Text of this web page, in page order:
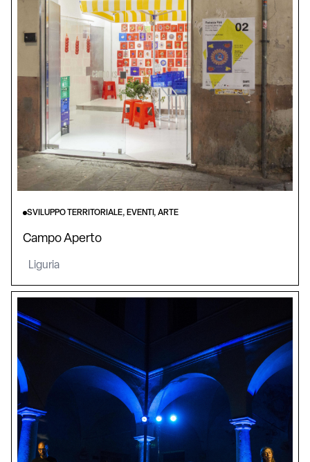
SVILUPPO TERRITORIALE, EVENTI, ARTE
Campo Aperto
Liguria